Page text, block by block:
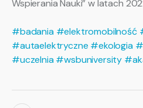
Wspierania Nauki” w latach
#badania #elektromobilność
#autaelektryczne #ekologia
#uczelnia #wsbuniversity